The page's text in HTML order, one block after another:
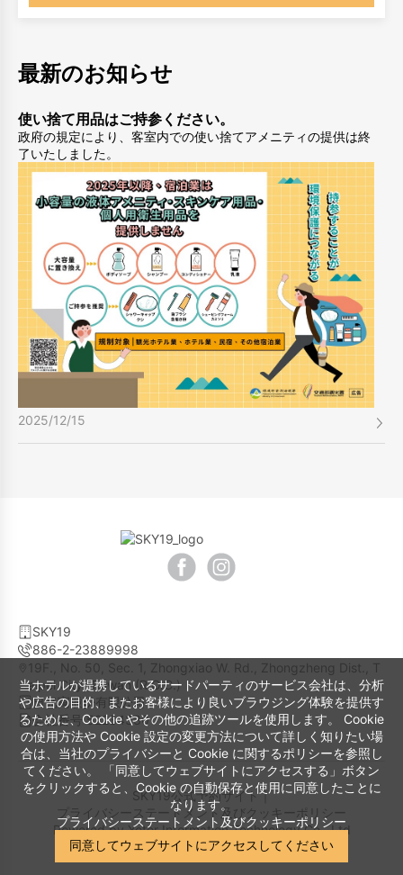
最新のお知らせ
使い捨て用品はご持参ください。
政府の規定により、客室内での使い捨てアメニティの提供は終
了いたしました。
2025/12/15
当ホテルが提携しているサードパーティのサービス会社は、分析
や広告の目的、またお客様により良いブラウジング体験を提供す
るために、Cookie やその他の追跡ツールを使用します。 Cookie
の使用方法や Cookie 設定の変更方法について詳しく知りたい場
合は、当社のプライバシーと Cookie に関するポリシーを参照し
てください。 「同意してウェブサイトにアクセスする」ボタン
をクリックすると、Cookie の自動保存と使用に同意したことに
なります。
プライバシーステートメント及びクッキーポリシー
同意してウェブサイトにアクセスしてください
SKY19
886-2-23889998
19F., No. 50, Sec. 1, Zhongxiao W. Rd., Zhongzheng Dist., T
aipei City, Taiwan (R.O.C.)
日光寓股份有限公司
会社番号 52234330
SKY19公式予約サイト｜
プライバシーステートメント及びクッキーポリシー
Powered byYotor Information Technology Co., Ltd
© 2014-2026 All Rights Reserved.